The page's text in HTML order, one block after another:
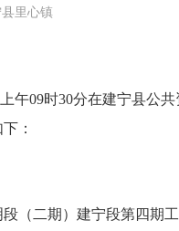
里心镇
上午09时30分在建宁县公共
：
（二期）建宁段第四期